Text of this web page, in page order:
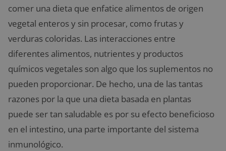
comer una dieta que enfatice alimentos de origen
vegetal enteros y sin procesar, como frutas y
verduras coloridas. Las interacciones entre
diferentes alimentos, nutrientes y productos
químicos vegetales son algo que los suplementos no
pueden proporcionar. De hecho, una de las tantas
razones por la que una dieta basada en plantas
puede ser tan saludable es por su efecto beneficioso
en el intestino, una parte importante del sistema
inmunológico.